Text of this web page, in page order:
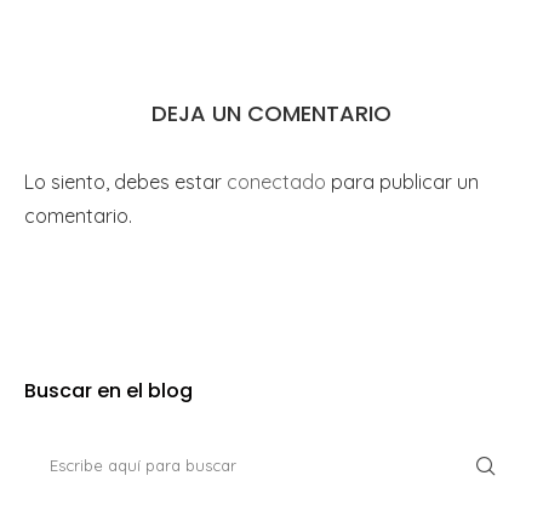
DEJA UN COMENTARIO
Lo siento, debes estar conectado para publicar un
comentario.
Buscar en el blog